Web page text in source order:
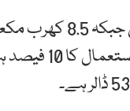
سعودی عرب میں